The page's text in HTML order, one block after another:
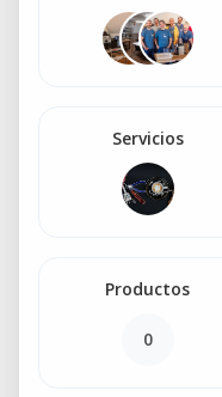
Servicios
Productos
0